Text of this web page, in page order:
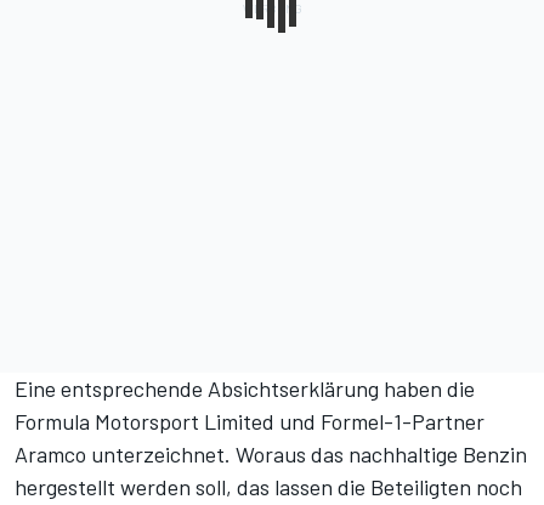
Eine entsprechende Absichtserklärung haben die
Formula Motorsport Limited und Formel-1-Partner
Aramco unterzeichnet. Woraus das nachhaltige Benzin
hergestellt werden soll, das lassen die Beteiligten noch